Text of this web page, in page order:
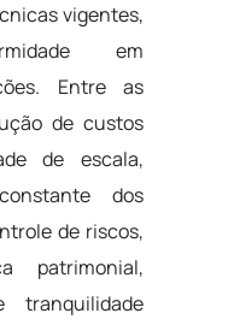
vigentes,
em
Entre as
de custos
de escala,
dos
de riscos,
patrimonial,